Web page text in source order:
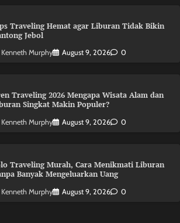
Traveling Hemat agar Liburan Tidak Bikin
Jebol
Kenneth Murphy August 9, 2026 0
Traveling 2026 Mengapa Wisata Alam dan
Singkat Makin Populer?
Kenneth Murphy August 9, 2026 0
Traveling Murah, Cara Menikmati Liburan
Banyak Mengeluarkan Uang
Kenneth Murphy August 9, 2026 0